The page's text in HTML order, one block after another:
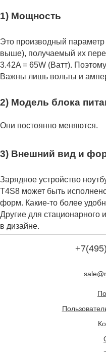
1) Мощность
Это производный
выше), получаемый их
3.42A = 65W (Ватт).
Важны лишь вольты и
2) Модель блока
Они постоянно меняются.
3) Внешний вид и
Зарядное устройство
T4S8 может быть
форм. Какие-то более
Другие для стационарного
в дизайне.